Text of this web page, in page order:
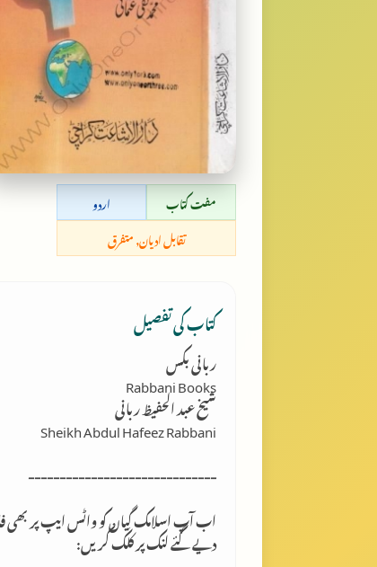
مفت کتاب
اردو
تقابل ادیان, متفرق
کتاب کی تفصیل
ربانی بکس
Rabbani Books
شیخ عبد الحفیظ ربانی
Sheikh Abdul Hafeez Rabbani
------------------------------
اب آپ اسلامک گِیان کو واٹس ایپ پر بھی
دیے گئے لنک پر کلک کریں: